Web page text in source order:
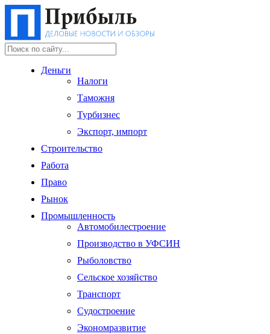
Деньги
Налоги
Таможня
Турбизнес
Экспорт, импорт
Строительство
Работа
Право
Рынок
Промышленность
Автомобилестроение
Производство в УФСИН
Рыболовство
Сельское хозяйство
Транспорт
Судостроение
Экономразвитие